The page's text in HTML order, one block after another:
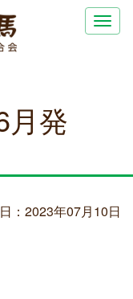
月発
：2023年07月10日